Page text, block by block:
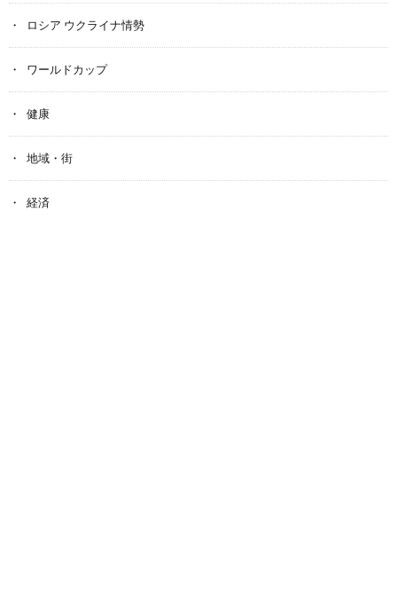
ロシア ウクライナ情勢
ワールドカップ
健康
地域・街
経済